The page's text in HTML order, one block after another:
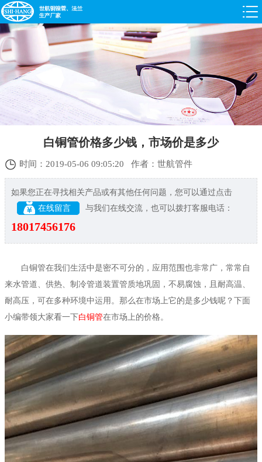
白铜管价格多少钱，市场价是多少
时间：2019-05-06 09:05:20 作者：世航管件
如果您正在寻找相关产品或有其他任何问题，您可以通过点击
在线留言
与我们在线交流，也可以拨打客服电话：
18017456176
白铜管在我们生活中是密不可分的，应用范围也非常广，常常自
来水管道、供热、制冷管道装置管质地巩固，不易腐蚀，且耐高温、
耐高压，可在多种环境中运用。那么在市场上它的是多少钱呢？下面
小编带领大家看一下白铜管在市场上的价格。